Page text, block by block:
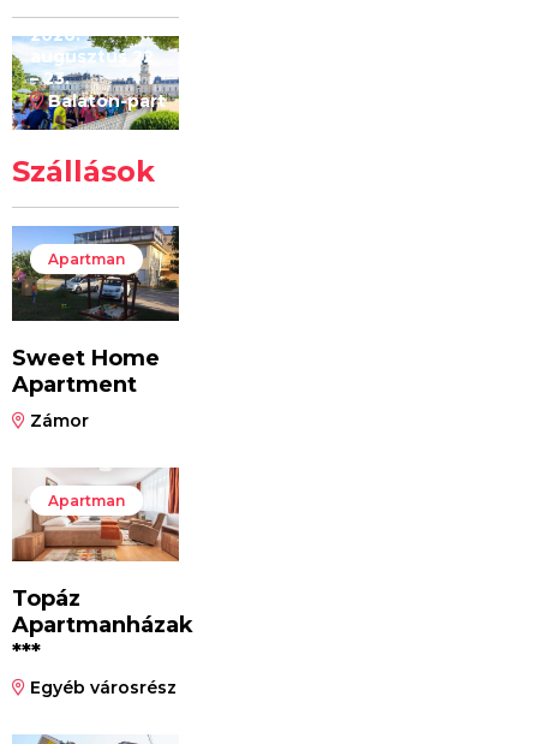
2026.
augusztus 22
– 23.
Balaton-part
Szállások
Apartman
Sweet Home
Apartment
Zámor
Apartman
Topáz
Apartmanházak
***
Egyéb városrész